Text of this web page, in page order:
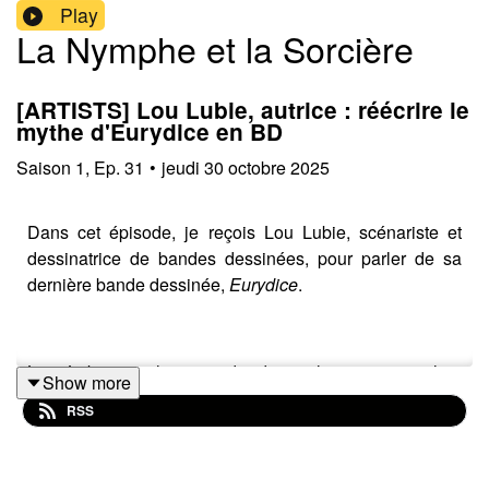
Play
La Nymphe et la Sorcière
[ARTISTS] Lou Lubie, autrice : réécrire le
mythe d'Eurydice en BD
Saison 1, Ep. 31 • jeudi 30 octobre 2025
Dans cet épisode, je reçois Lou Lubie, scénariste et
dessinatrice de bandes dessinées, pour parler de sa
dernière bande dessinée, Eurydice.
Lou Lubie est l'autrice de douze livres, qui parlent
d'émotions, de rapport à soi et de sujets de société.
Originaire de l'île de la Réunion, elle publie son premier
Show more
RSS